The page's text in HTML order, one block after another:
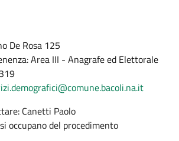
De Rosa 125
Area III - Anagrafe ed Elettorale
Canetti Paolo
occupano del procedimento